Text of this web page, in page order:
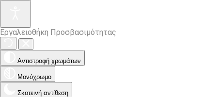
Εργαλειοθήκη Προσβασιμότητας
Αντιστροφή χρωμάτων
Μονόχρωμο
Σκοτεινή αντίθεση